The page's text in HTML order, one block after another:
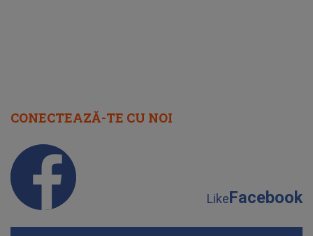
CONECTEAZĂ-TE CU NOI
LikeFacebook